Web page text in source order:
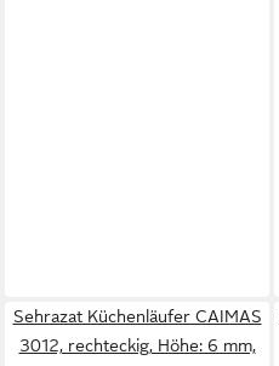
Sehrazat Küchenläufer CAIMAS
3012, rechteckig, Höhe: 6 mm,